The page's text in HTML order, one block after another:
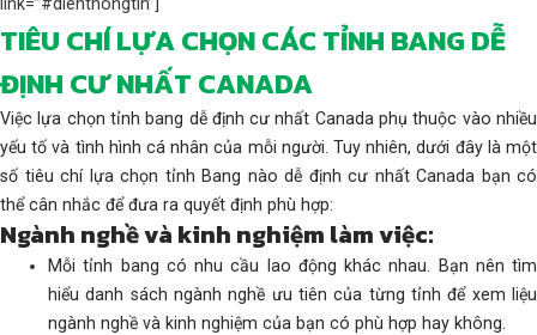
TIÊU CHÍ LỰA CHỌN CÁC TỈNH BANG DỄ
ĐỊNH CƯ NHẤT CANADA
Việc lựa chọn tỉnh bang dễ định cư nhất Canada phụ thuộc vào nhiều
yếu tố và tình hình cá nhân của mỗi người. Tuy nhiên, dưới đây là một
số tiêu chí lựa chọn tỉnh Bang nào dễ định cư nhất Canada bạn có
thể cân nhắc để đưa ra quyết định phù hợp:
Ngành nghề và kinh nghiệm làm việc:
Mỗi tỉnh bang có nhu cầu lao động khác nhau. Bạn nên tìm
hiểu danh sách ngành nghề ưu tiên của từng tỉnh để xem liệu
ngành nghề và kinh nghiệm của bạn có phù hợp hay không.